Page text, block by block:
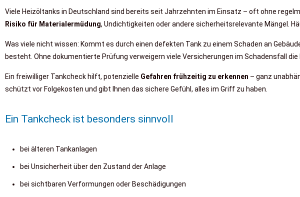
Viele Heizöltanks in Deutschland sind bereits seit Jahrzehnten im Einsatz – oft ohne
Risiko für Materialermüdung, Undichtigkeiten oder andere sicherheitsrelevante Mängel.
Was viele nicht wissen: Kommt es durch einen defekten Tank zu einem Schaden an
besteht. Ohne dokumentierte Prüfung verweigern viele Versicherungen im Schadensfall die
Ein freiwilliger Tankcheck hilft, potenzielle Gefahren frühzeitig zu erkennen – ganz
schützt vor Folgekosten und gibt Ihnen das sichere Gefühl, alles im Griff zu haben.
Ein Tankcheck ist besonders sinnvoll
bei älteren Tankanlagen
bei Unsicherheit über den Zustand der Anlage
bei sichtbaren Verformungen oder Beschädigungen